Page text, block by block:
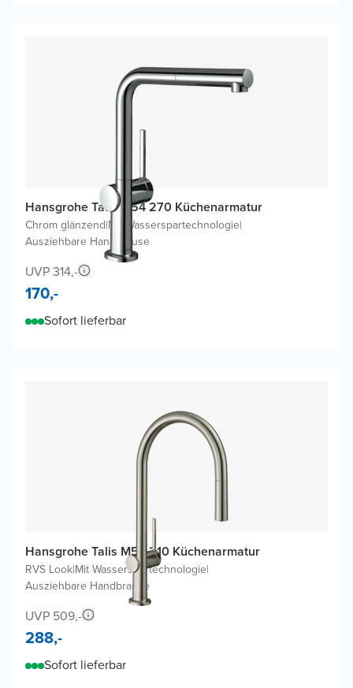
Hansgrohe Talis M54 270 Küchenarmatur
Chrom glänzend|Mit Wasserspartechnologie|
Ausziehbare Handbrause
UVP 314,-
170,-
Sofort lieferbar
Hansgrohe Talis M54 210 Küchenarmatur
RVS Look|Mit Wasserspartechnologie|
Ausziehbare Handbrause
UVP 509,-
288,-
Sofort lieferbar